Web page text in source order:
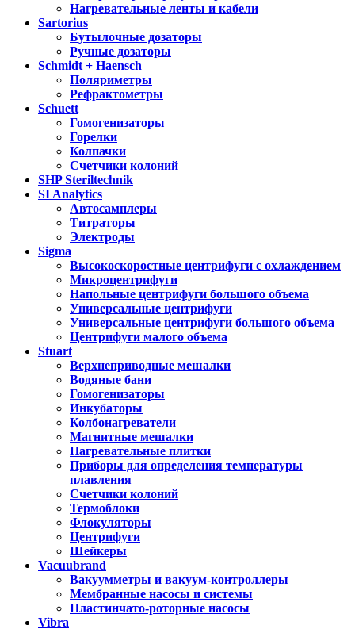
Нагревательные ленты и кабели
Sartorius
Бутылочные дозаторы
Ручные дозаторы
Schmidt + Haensch
Поляриметры
Рефрактометры
Schuett
Гомогенизаторы
Горелки
Колпачки
Счетчики колоний
SHP Steriltechnik
SI Analytics
Автосамплеры
Титраторы
Электроды
Sigma
Высокоскоростные центрифуги с охлаждением
Микроцентрифуги
Напольные центрифуги большого объема
Универсальные центрифуги
Универсальные центрифуги большого объема
Центрифуги малого объема
Stuart
Верхнеприводные мешалки
Водяные бани
Гомогенизаторы
Инкубаторы
Колбонагреватели
Магнитные мешалки
Нагревательные плитки
Приборы для определения температуры
плавления
Счетчики колоний
Термоблоки
Флокуляторы
Центрифуги
Шейкеры
Vacuubrand
Вакуумметры и вакуум-контроллеры
Мембранные насосы и системы
Пластинчато-роторные насосы
Vibra